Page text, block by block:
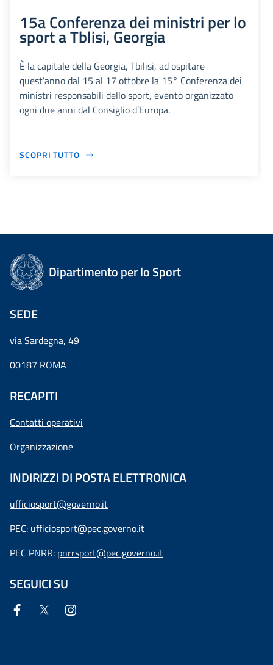
15a Conferenza dei ministri per lo
sport a Tblisi, Georgia
È la capitale della Georgia, Tbilisi, ad ospitare
quest’anno dal 15 al 17 ottobre la 15° Conferenza dei
ministri responsabili dello sport, evento organizzato
ogni due anni dal Consiglio d’Europa.
SCOPRI TUTTO
Dipartimento per lo Sport
SEDE
via Sardegna, 49
00187 ROMA
RECAPITI
Contatti operativi
Organizzazione
INDIRIZZI DI POSTA ELETTRONICA
ufficiosport@governo.it
PEC: ufficiosport@pec.governo.it
PEC PNRR: pnrrsport@pec.governo.it
SEGUICI SU